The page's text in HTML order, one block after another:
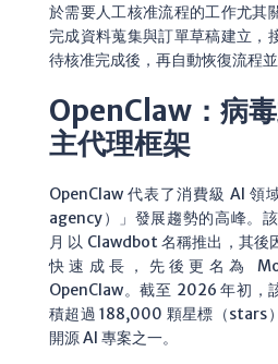
於需要人工核准流程的工作尤其
完成資料蒐集與訂單草稿建立，
待核准完成後，再自動恢復流程並
OpenClaw：病
主代理框架
OpenClaw 代表了消費級 AI 領
agency）」發展趨勢的高峰。
月 以 Clawdbot 名稱推出，其後
快速成長，先後更名為
OpenClaw。截至 2026 年初，
積超過 188,000 顆星標（stars
開源 AI 專案之一。